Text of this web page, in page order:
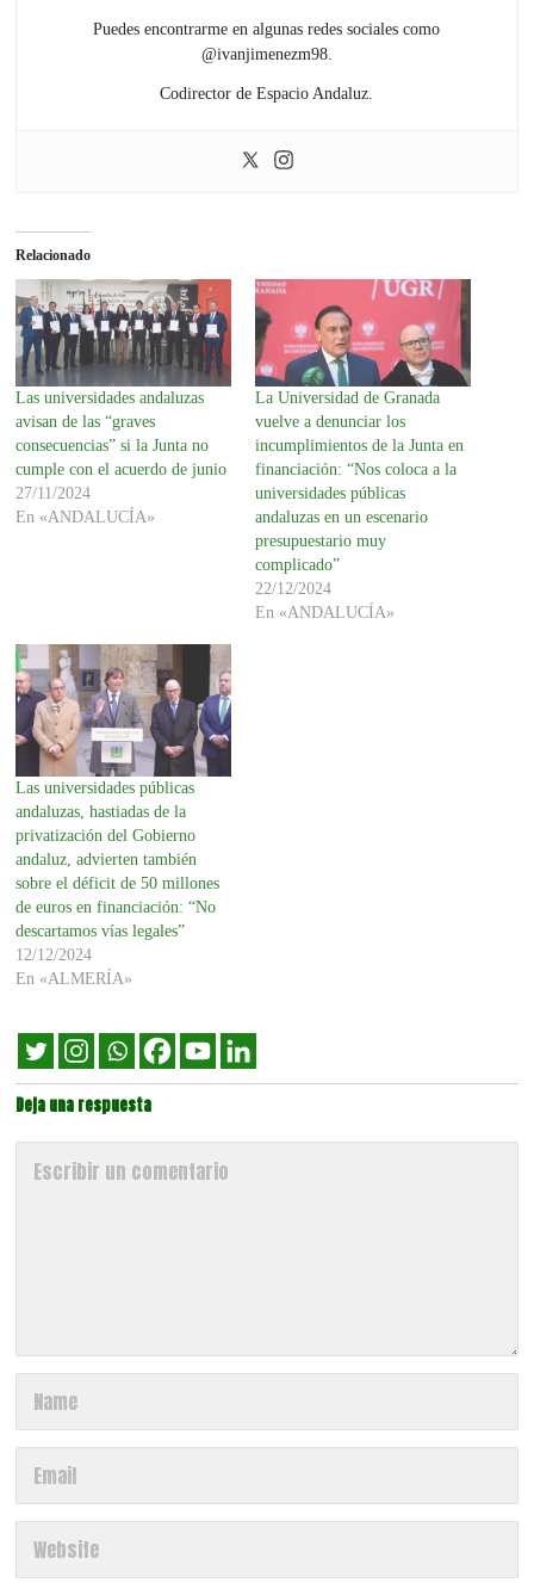
Puedes encontrarme en algunas redes sociales como
@ivanjimenezm98.
Codirector de Espacio Andaluz.
Relacionado
Las universidades andaluzas
avisan de las “graves
consecuencias” si la Junta no
cumple con el acuerdo de junio
27/11/2024
En «ANDALUCÍA»
La Universidad de Granada
vuelve a denunciar los
incumplimientos de la Junta en
financiación: “Nos coloca a la
universidades públicas
andaluzas en un escenario
presupuestario muy
complicado”
22/12/2024
En «ANDALUCÍA»
Las universidades públicas
andaluzas, hastiadas de la
privatización del Gobierno
andaluz, advierten también
sobre el déficit de 50 millones
de euros en financiación: “No
descartamos vías legales”
12/12/2024
En «ALMERÍA»
Deja una respuesta